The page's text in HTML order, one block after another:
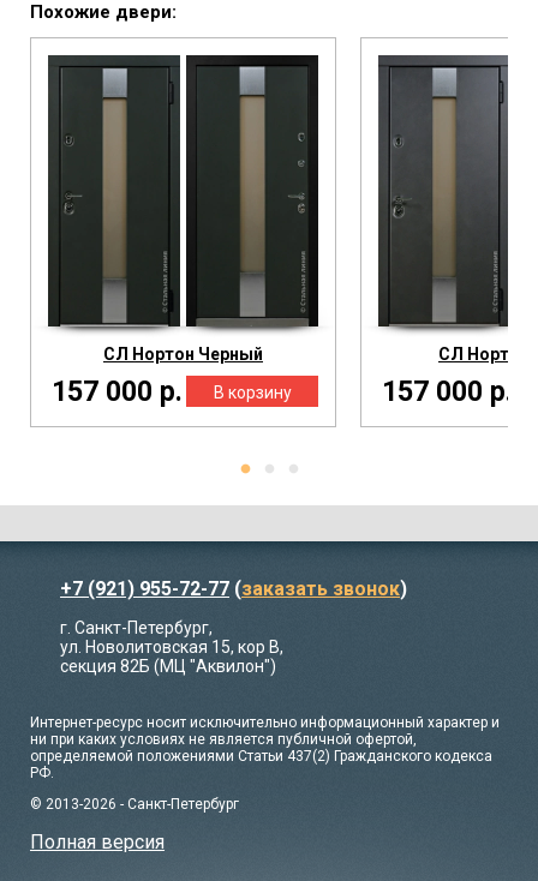
Похожие двери:
СЛ Нортон Черный
157 000 р.
СЛ Нортон
157 000 р.
+7 (921) 955-72-77 (заказать звонок)
г. Санкт-Петербург,
ул. Новолитовская 15, кор В,
секция 82Б (МЦ "Аквилон")
Интернет-ресурс носит исключительно информационный характер и
ни при каких условиях не является публичной офертой,
определяемой положениями Статьи 437(2) Гражданского кодекса
РФ.
© 2013-2026 - Санкт-Петербург
Полная версия